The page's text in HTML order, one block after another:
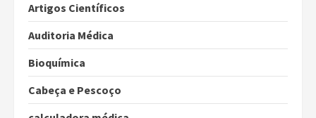
Artigos Científicos
Auditoria Médica
Bioquímica
Cabeça e Pescoço